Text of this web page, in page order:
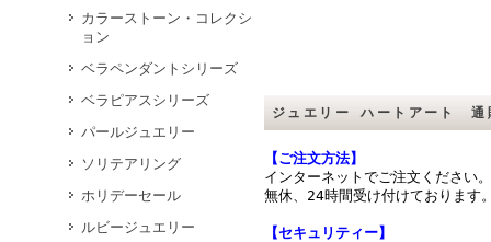
カラーストーン・コレクシ
ョン
ベラペンダントシリーズ
ベラピアスシリーズ
パールジュエリー
ソリテアリング
ホリデーセール
ルビージュエリー
ジュエリー ハートアート 通
【ご注文方法】
インターネットでご注文ください
無休、24時間受け付けております
【セキュリティー】